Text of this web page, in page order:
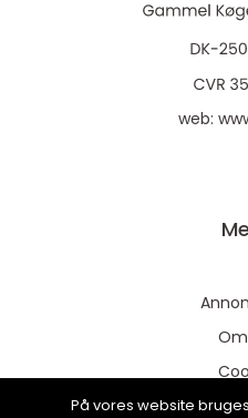
web:
På vores website